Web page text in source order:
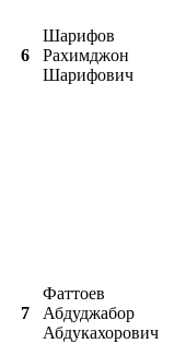
6
Шарифов
Рахимджон
Шарифович
7
Фаттоев
Абдуджабор
Абдукахорович